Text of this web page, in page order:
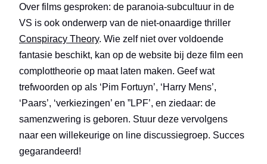
Over films gesproken: de paranoia-subcultuur in de
VS is ook onderwerp van de niet-onaardige thriller
Conspiracy Theory. Wie zelf niet over voldoende
fantasie beschikt, kan op de website bij deze film een
complottheorie op maat laten maken. Geef wat
trefwoorden op als ‘Pim Fortuyn’, ‘Harry Mens’,
‘Paars’, ‘verkiezingen’ en ”LPF’, en ziedaar: de
samenzwering is geboren. Stuur deze vervolgens
naar een willekeurige on line discussiegroep. Succes
gegarandeerd!